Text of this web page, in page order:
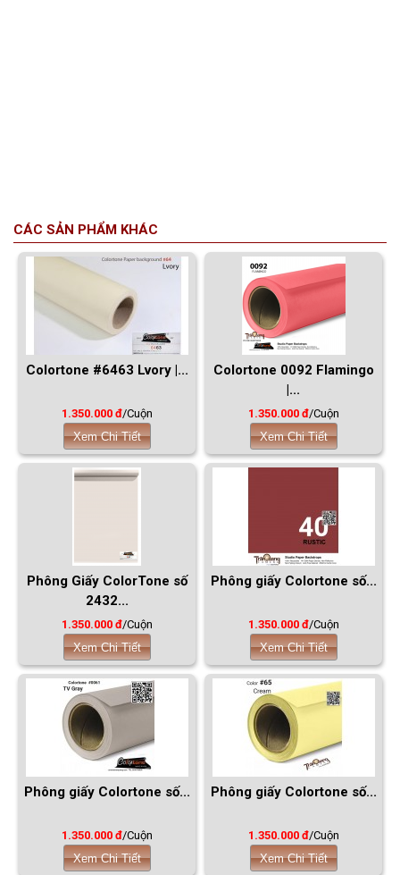
CÁC SẢN PHẨM KHÁC
Colortone #6463 Lvory |...
1.350.000 đ/Cuộn
Xem Chi Tiết
Colortone 0092 Flamingo
|...
1.350.000 đ/Cuộn
Xem Chi Tiết
Phông Giấy ColorTone số
2432...
1.350.000 đ/Cuộn
Xem Chi Tiết
Phông giấy Colortone số...
1.350.000 đ/Cuộn
Xem Chi Tiết
Phông giấy Colortone số...
1.350.000 đ/Cuộn
Xem Chi Tiết
Phông giấy Colortone số...
1.350.000 đ/Cuộn
Xem Chi Tiết